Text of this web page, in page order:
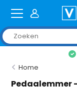
Home
Pedaalemmer